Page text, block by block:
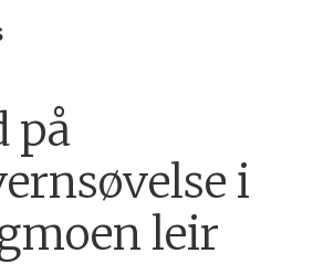
på
i
leir